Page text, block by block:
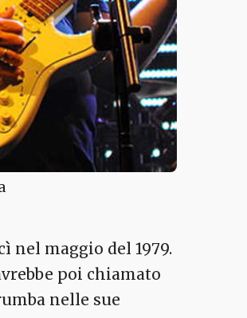
nel maggio del 1979.
poi chiamato
nelle sue